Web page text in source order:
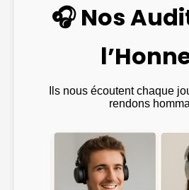
🎧 Nos
Ils nous écoutent chaque
rendons